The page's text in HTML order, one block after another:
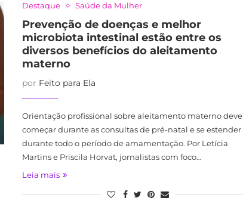
Destaque Saúde da Mulher
Prevenção de doenças e melhor
microbiota intestinal estão entre os
diversos benefícios do aleitamento
materno
por Feito para Ela
Orientação profissional sobre aleitamento materno deve
começar durante as consultas de pré-natal e se estender
durante todo o período de amamentação. Por Letícia
Martins e Priscila Horvat, jornalistas com foco…
Leia mais